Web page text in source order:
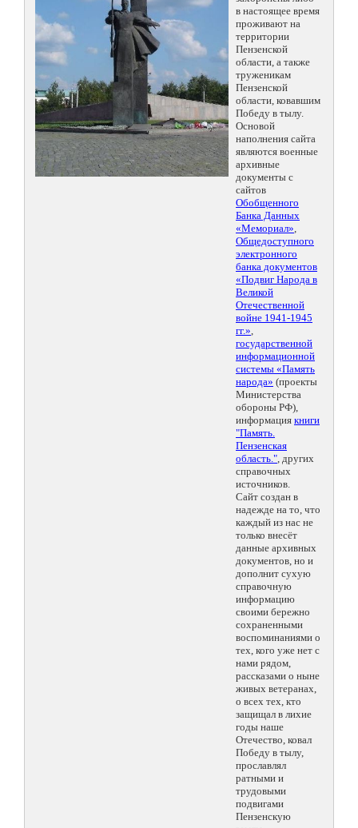
в настоящее время
проживают на
территории
Пензенской
области, а также
труженикам
Пензенской
области, ковавшим
Победу в тылу.
Основой
наполнения сайта
являются военные
архивные
документы с
сайтов
Обобщенного
Банка Данных
«Мемориал»,
Общедоступного
электронного
банка документов
«Подвиг Народа в
Великой
Отечественной
войне 1941-1945
гг.»,
государственной
информационной
системы «Память
народа» (проекты
Министерства
обороны РФ),
информация книги
"Память.
Пензенская
область.", других
справочных
источников.
Сайт создан в
надежде на то, что
каждый из нас не
только внесёт
данные архивных
документов, но и
дополнит сухую
справочную
информацию
своими бережно
сохраненными
воспоминаниями о
тех, кого уже нет с
нами рядом,
рассказами о ныне
живых ветеранах,
о всех тех, кто
защищал в лихие
годы наше
Отечество, ковал
Победу в тылу,
прославлял
ратными и
трудовыми
подвигами
Пензенскую